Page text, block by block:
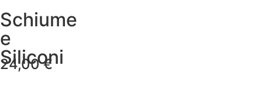
Schiume
e
Siliconi
24,00€